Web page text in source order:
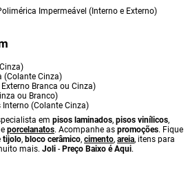
Impermeável (Interno e Externo)
(Colante Cinza)
Branca ou Cinza)
ou Branco)
Interno (Colante Cinza)
em pisos laminados, pisos vinílicos,
e porcelanatos. Acompanhe as promoções. Fique
tijolo, bloco cerâmico, cimento, areia, itens para
mais. Joli - Preço Baixo é Aqui.